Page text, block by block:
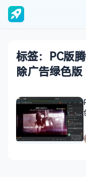
标签：PC版
除广告绿色版